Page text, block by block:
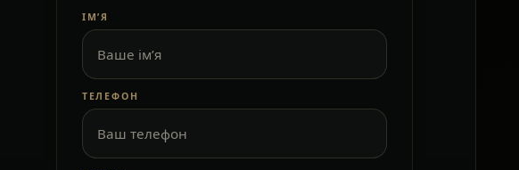
ІМ’Я
ТЕЛЕФОН